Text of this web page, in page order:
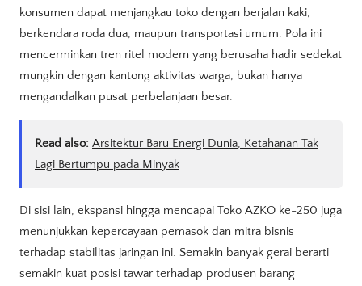
konsumen dapat menjangkau toko dengan berjalan kaki,
berkendara roda dua, maupun transportasi umum. Pola ini
mencerminkan tren ritel modern yang berusaha hadir sedekat
mungkin dengan kantong aktivitas warga, bukan hanya
mengandalkan pusat perbelanjaan besar.
Read also: Arsitektur Baru Energi Dunia, Ketahanan Tak
Lagi Bertumpu pada Minyak
Di sisi lain, ekspansi hingga mencapai Toko AZKO ke-250 juga
menunjukkan kepercayaan pemasok dan mitra bisnis
terhadap stabilitas jaringan ini. Semakin banyak gerai berarti
semakin kuat posisi tawar terhadap produsen barang